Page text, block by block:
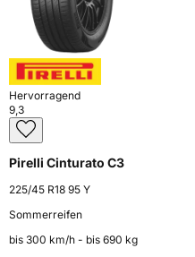
Hervorragend
9,3
Pirelli Cinturato C3
225/45 R18 95 Y
Sommerreifen
bis 300 km⁠/⁠h - bis 690 kg